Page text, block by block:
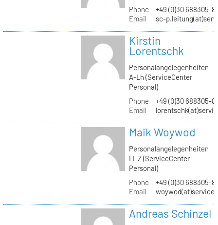
Phone
+49 (0)30 688305-
Email
sc-
Kirstin
Lorentschk
Personalangelegenheiten
A-Lh (ServiceCenter
Personal)
Phone
+49 (0)30 688305-
Email
Maik Woywod
Personalangelegenheiten
Li-Z (ServiceCenter
Personal)
Phone
+49 (0)30 688305-
Email
Andreas Schinzel